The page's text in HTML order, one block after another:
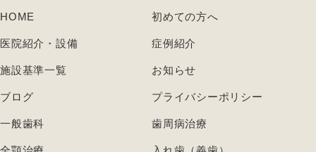
HOME
初めての方へ
医院紹介・設備 症例紹介
施設基準一覧 お知らせ
ブログ プライバシーポリシー
一般歯科 歯周病治療